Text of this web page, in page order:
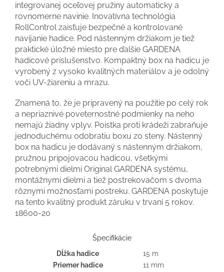
integrovanej oceľovej pružiny automaticky a
rovnomerne navinie. Inovatívna technológia
RollControl zaisťuje bezpečné a kontrolované
navíjanie hadice. Pod nástenným držiakom je tiež
praktické úložné miesto pre ďalšie GARDENA
hadicové príslušenstvo. Kompaktný box na hadicu je
vyrobený z vysoko kvalitných materiálov a je odolný
voči UV-žiareniu a mrazu.
Znamená to, že je pripravený na použitie po celý rok
a nepriaznivé poveternostné podmienky na neho
nemajú žiadny vplyv. Poistka proti krádeži zabraňuje
jednoduchému odobratiu boxu zo steny. Nástenný
box na hadicu je dodávaný s nástenným držiakom,
pružnou pripojovacou hadicou, všetkými
potrebnými dielmi Original GARDENA systému,
montážnymi dielmi a tiež postrekovačom s dvoma
rôznymi možnosťami postreku. GARDENA poskytuje
na tento kvalitný produkt záruku v trvaní 5 rokov.
18600-20
Špecifikácie
Dĺžka hadice
15 m
Priemer hadice
11 mm